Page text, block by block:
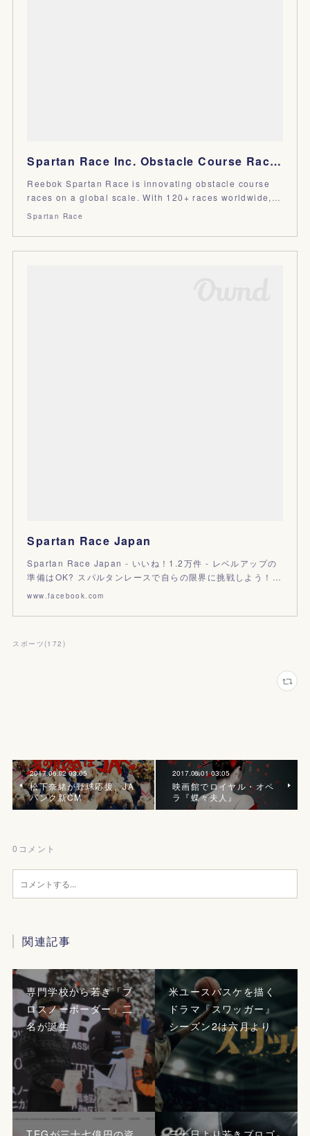
Spartan Race Inc. Obstacle Course Races
Reebok Spartan Race is innovating obstacle course
races on a global scale. With 120+ races worldwide,…
Spartan Race
Spartan Race Japan
Spartan Race Japan - いいね！1.2万件 - レベルアップの
準備はOK? スパルタンレースで自らの限界に挑戦しよう！…
www.facebook.com
スポーツ (172 )
2017.06.02 03:05
松下奈緒が野球応援、JA
バンク新CM
2017.06.01 03:05
映画館でロイヤル・オペ
ラ『蝶々夫人』
0 コメント
関連記事
専門学校から若き「プ
ロスノーボーダー」二
名が誕生
米ユースバスケを描く
ドラマ『スワッガー』
シーズン2は六月より